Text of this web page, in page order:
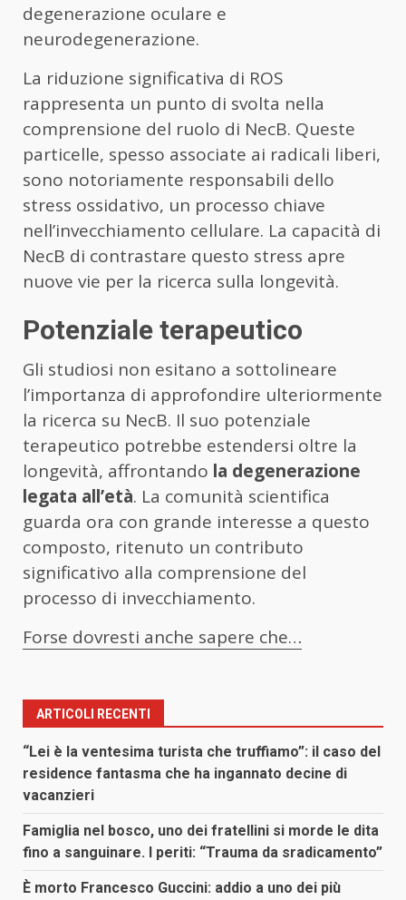
degenerazione oculare e
neurodegenerazione.
La riduzione significativa di ROS
rappresenta un punto di svolta nella
comprensione del ruolo di NecB. Queste
particelle, spesso associate ai radicali liberi,
sono notoriamente responsabili dello
stress ossidativo, un processo chiave
nell’invecchiamento cellulare. La capacità di
NecB di contrastare questo stress apre
nuove vie per la ricerca sulla longevità.
Potenziale terapeutico
Gli studiosi non esitano a sottolineare
l’importanza di approfondire ulteriormente
la ricerca su NecB. Il suo potenziale
terapeutico potrebbe estendersi oltre la
longevità, affrontando la degenerazione
legata all’età. La comunità scientifica
guarda ora con grande interesse a questo
composto, ritenuto un contributo
significativo alla comprensione del
processo di invecchiamento.
Forse dovresti anche sapere che…
ARTICOLI RECENTI
“Lei è la ventesima turista che truffiamo”: il caso del
residence fantasma che ha ingannato decine di
vacanzieri
Famiglia nel bosco, uno dei fratellini si morde le dita
fino a sanguinare. I periti: “Trauma da sradicamento”
È morto Francesco Guccini: addio a uno dei più